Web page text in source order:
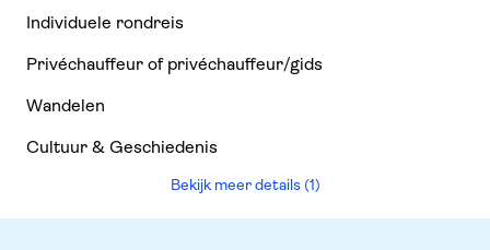
Individuele rondreis
Privéchauffeur of privéchauffeur/gids
Wandelen
Cultuur & Geschiedenis
Bekijk meer details (1)